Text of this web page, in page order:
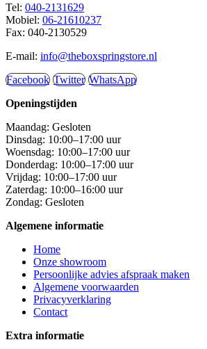
Tel: 040-2131629
Mobiel: 06-21610237
Fax: 040-2130529
E-mail: info@theboxspringstore.nl
Facebook Twitter WhatsApp
Openingstijden
Maandag: Gesloten
Dinsdag: 10:00–17:00 uur
Woensdag: 10:00–17:00 uur
Donderdag: 10:00–17:00 uur
Vrijdag: 10:00–17:00 uur
Zaterdag: 10:00–16:00 uur
Zondag: Gesloten
Algemene informatie
Home
Onze showroom
Persoonlijke advies afspraak maken
Algemene voorwaarden
Privacyverklaring
Contact
Extra informatie